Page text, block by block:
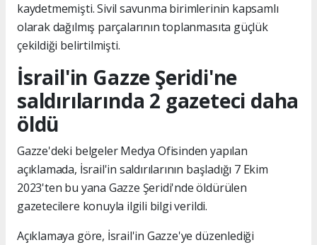
kaydetmemişti. Sivil savunma birimlerinin kapsamlı
olarak dağılmış parçalarının toplanmasıta güçlük
çekildiği belirtilmişti.
İsrail'in Gazze Şeridi'ne
saldırılarında 2 gazeteci daha
öldü
Gazze'deki belgeler Medya Ofisinden yapılan
açıklamada, İsrail'in saldırılarının başladığı 7 Ekim
2023'ten bu yana Gazze Şeridi'nde öldürülen
gazetecilere konuyla ilgili bilgi verildi.
Açıklamaya göre, İsrail'in Gazze'ye düzenlediği